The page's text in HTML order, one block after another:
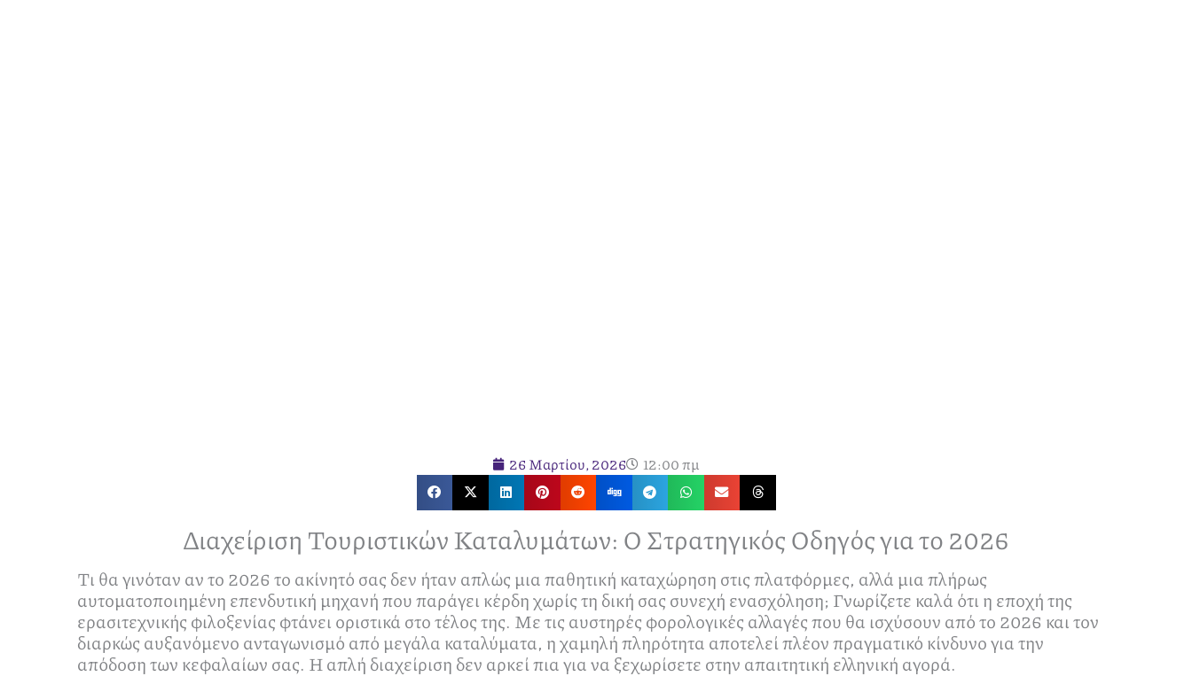
26 Μαρτίου, 2026 12:00 πμ
Διαχείριση Τουριστικών Καταλυμάτων: Ο Στρατηγικός Οδηγός για το 2026
Τι θα γινόταν αν το 2026 το ακίνητό σας δεν ήταν απλώς μια παθητική καταχώρηση στις πλατφόρμες, αλλά μια πλήρως
αυτοματοποιημένη επενδυτική μηχανή που παράγει κέρδη χωρίς τη δική σας συνεχή ενασχόληση; Γνωρίζετε καλά ότι η εποχή της
ερασιτεχνικής φιλοξενίας φτάνει οριστικά στο τέλος της. Με τις αυστηρές φορολογικές αλλαγές που θα ισχύσουν από το 2026 και τον
διαρκώς αυξανόμενο ανταγωνισμό από μεγάλα καταλύματα, η χαμηλή πληρότητα αποτελεί πλέον πραγματικό κίνδυνο για την
απόδοση των κεφαλαίων σας. Η απλή διαχείριση δεν αρκεί πια για να ξεχωρίσετε στην απαιτητική ελληνική αγορά.